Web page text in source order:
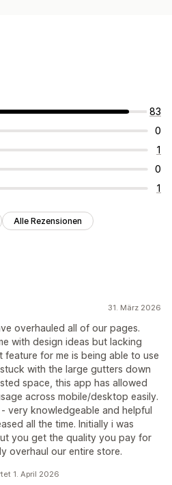
83
0
1
0
1
Alle Rezensionen
31. März 2026
overhauled all of our pages.
with design ideas but lacking
for me is being able to use
with the large gutters down
space, this app has allowed
across mobile/desktop easily.
very knowledgeable and helpful
all the time. Initially i was
you get the quality you pay for
overhaul our entire store.
1. April 2026